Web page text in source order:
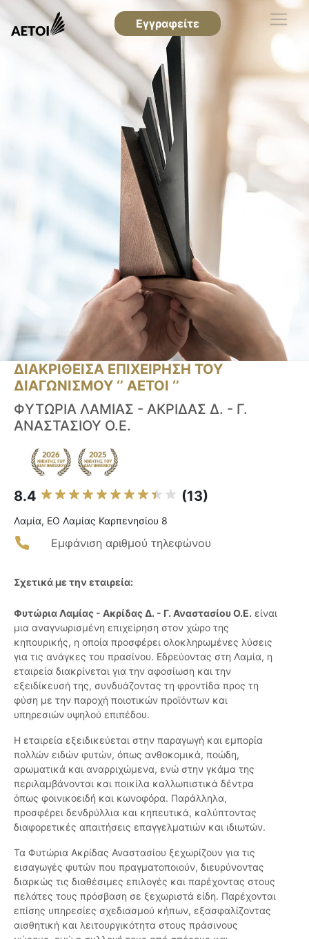
Εγγραφείτε
ΔΙΑΚΡΙΘΕΙΣΑ ΕΠΙΧΕΙΡΗΣΗ ΤΟΥ
ΔΙΑΓΩΝΙΣΜΟΥ ‘’ ΑΕΤΟΙ ‘’
ΦΥΤΩΡΙΑ ΛΑΜΙΑΣ - ΑΚΡΙΔΑΣ Δ. - Γ.
ΑΝΑΣΤΑΣΙΟΥ Ο.Ε.
8.4 (13)
Λαμία, ΕΟ Λαμίας Καρπενησίου 8
Εμφάνιση αριθμού τηλεφώνου
Σχετικά με την εταιρεία:
Φυτώρια Λαμίας - Ακρίδας Δ. - Γ. Αναστασίου Ο.Ε. είναι
μια αναγνωρισμένη επιχείρηση στον χώρο της
κηπουρικής, η οποία προσφέρει ολοκληρωμένες λύσεις
για τις ανάγκες του πρασίνου. Εδρεύοντας στη Λαμία, η
εταιρεία διακρίνεται για την αφοσίωση και την
εξειδίκευσή της, συνδυάζοντας τη φροντίδα προς τη
φύση με την παροχή ποιοτικών προϊόντων και
υπηρεσιών υψηλού επιπέδου.
Η εταιρεία εξειδικεύεται στην παραγωγή και εμπορία
πολλών ειδών φυτών, όπως ανθοκομικά, ποώδη,
αρωματικά και αναρριχώμενα, ενώ στην γκάμα της
περιλαμβάνονται και ποικίλα καλλωπιστικά δέντρα
όπως φοινικοειδή και κωνοφόρα. Παράλληλα,
προσφέρει δενδρύλλια και κηπευτικά, καλύπτοντας
διαφορετικές απαιτήσεις επαγγελματιών και ιδιωτών.
Τα Φυτώρια Ακρίδας Αναστασίου ξεχωρίζουν για τις
εισαγωγές φυτών που πραγματοποιούν, διευρύνοντας
διαρκώς τις διαθέσιμες επιλογές και παρέχοντας στους
πελάτες τους πρόσβαση σε ξεχωριστά είδη. Παρέχονται
επίσης υπηρεσίες σχεδιασμού κήπων, εξασφαλίζοντας
αισθητική και λειτουργικότητα στους πράσινους